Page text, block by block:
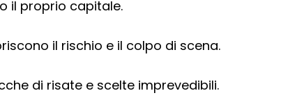
il proprio capitale.
il rischio e il colpo di scena.
di risate e scelte imprevedibili.